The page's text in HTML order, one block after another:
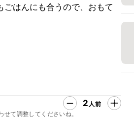
はんにも合うので、おもて
2 人前
て調整してくださいね。